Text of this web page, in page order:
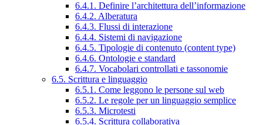
6.4.1. Definire l’architettura dell’informazione
6.4.2. Alberatura
6.4.3. Flussi di interazione
6.4.4. Sistemi di navigazione
6.4.5. Tipologie di contenuto (content type)
6.4.6. Ontologie e standard
6.4.7. Vocabolari controllati e tassonomie
6.5. Scrittura e linguaggio
6.5.1. Come leggono le persone sul web
6.5.2. Le regole per un linguaggio semplice
6.5.3. Microtesti
6.5.4. Scrittura collaborativa